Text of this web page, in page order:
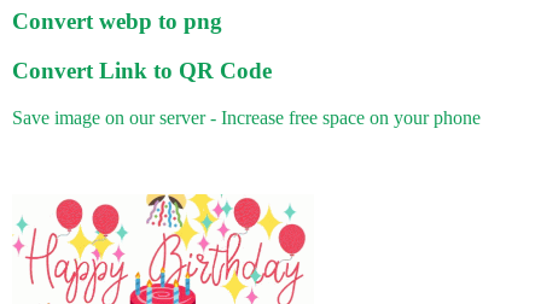
Convert webp to png
Convert Link to QR Code
Save image on our server - Increase free space on your phone